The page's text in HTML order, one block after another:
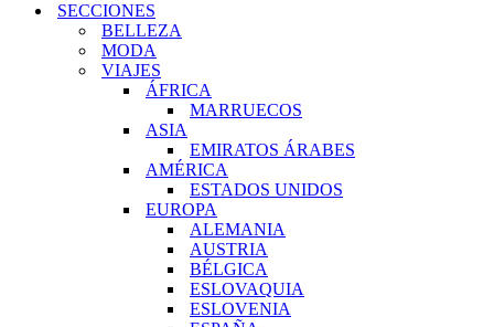
SECCIONES
BELLEZA
MODA
VIAJES
ÁFRICA
MARRUECOS
ASIA
EMIRATOS ÁRABES
AMÉRICA
ESTADOS UNIDOS
EUROPA
ALEMANIA
AUSTRIA
BÉLGICA
ESLOVAQUIA
ESLOVENIA